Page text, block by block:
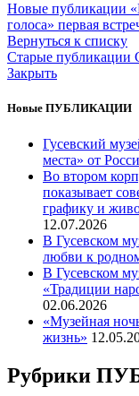
Новые публикации
голоса» первая
Вернуться к списку
Старые публикации
Закрыть
Новые ПУБЛИКАЦИИ
Гусевский
места» от
Во втором
показывает
графику и
12.07.2026
В Гусевском
любви к
В Гусевском
«Традиции
02.06.2026
«Музейная
жизнь»
Рубрики